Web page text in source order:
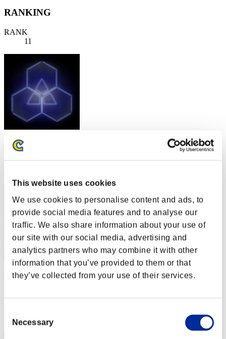
This website uses cookies
We use cookies to personalise content and ads, to
provide social media features and to analyse our
traffic. We also share information about your use of
our site with our social media, advertising and
analytics partners who may combine it with other
information that you’ve provided to them or that
they’ve collected from your use of their services.
Selection
Necessary
RANKING
RANK
11
スコア: -
RANK
kuro
13